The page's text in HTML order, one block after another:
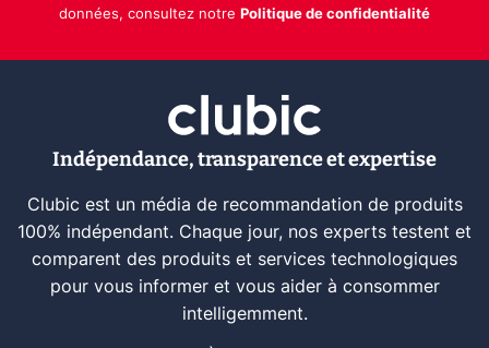
données, consultez notre Politique de confidentialité
Indépendance, transparence et expertise
Clubic est un média de recommandation de produits
100% indépendant. Chaque jour, nos experts testent et
comparent des produits et services technologiques
pour vous informer et vous aider à consommer
intelligemment.